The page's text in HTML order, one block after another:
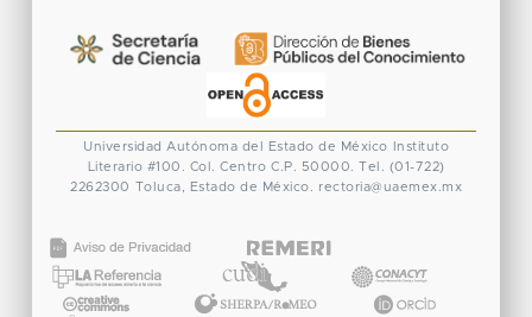
Universidad Autónoma del Estado de México
Instituto
Literario #100. Col. Centro C.P. 50000. Tel. (01-722)
2262300 Toluca, Estado de México. rectoria@uaemex.mx